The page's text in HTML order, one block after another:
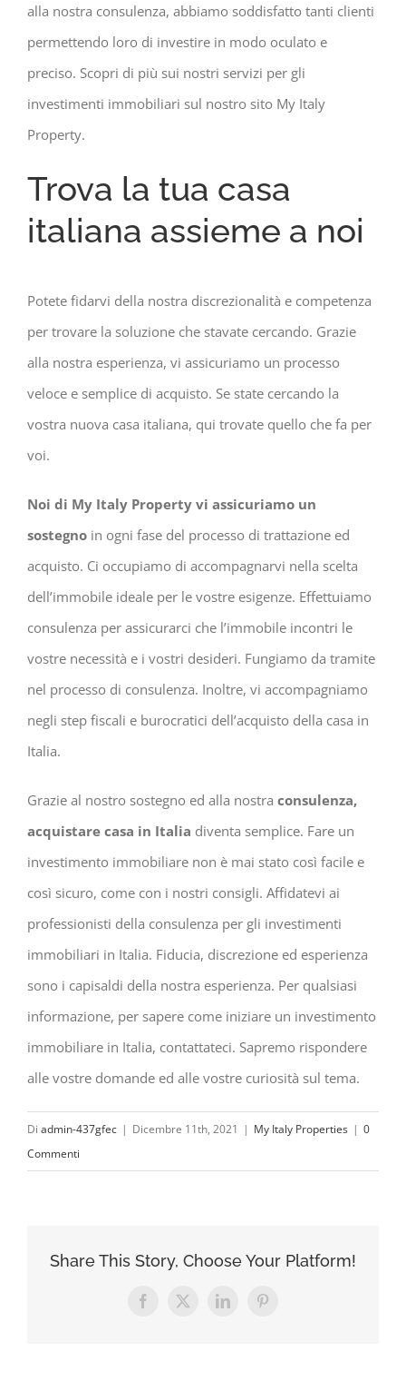
alla nostra consulenza, abbiamo soddisfatto tanti clienti
permettendo loro di investire in modo oculato e
preciso. Scopri di più sui nostri servizi per gli
investimenti immobiliari sul nostro sito My Italy
Property.
Trova la tua casa
italiana assieme a noi
Potete fidarvi della nostra discrezionalità e competenza
per trovare la soluzione che stavate cercando. Grazie
alla nostra esperienza, vi assicuriamo un processo
veloce e semplice di acquisto. Se state cercando la
vostra nuova casa italiana, qui trovate quello che fa per
voi.
Noi di My Italy Property vi assicuriamo un
sostegno in ogni fase del processo di trattazione ed
acquisto. Ci occupiamo di accompagnarvi nella scelta
dell’immobile ideale per le vostre esigenze. Effettuiamo
consulenza per assicurarci che l’immobile incontri le
vostre necessità e i vostri desideri. Fungiamo da tramite
nel processo di consulenza. Inoltre, vi accompagniamo
negli step fiscali e burocratici dell’acquisto della casa in
Italia.
Grazie al nostro sostegno ed alla nostra consulenza,
acquistare casa in Italia diventa semplice. Fare un
investimento immobiliare non è mai stato così facile e
così sicuro, come con i nostri consigli. Affidatevi ai
professionisti della consulenza per gli investimenti
immobiliari in Italia. Fiducia, discrezione ed esperienza
sono i capisaldi della nostra esperienza. Per qualsiasi
informazione, per sapere come iniziare un investimento
immobiliare in Italia, contattateci. Sapremo rispondere
alle vostre domande ed alle vostre curiosità sul tema.
Di admin-437gfec | Dicembre 11th, 2021 | My Italy Properties | 0
Commenti
Share This Story, Choose Your Platform!
Facebook
X LinkedInPinterest